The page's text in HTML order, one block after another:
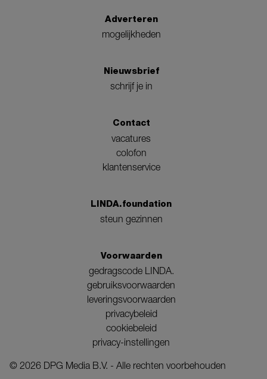
Adverteren
mogelijkheden
Nieuwsbrief
schrijf je in
Contact
vacatures
colofon
klantenservice
LINDA.foundation
steun gezinnen
Voorwaarden
gedragscode LINDA.
gebruiksvoorwaarden
leveringsvoorwaarden
privacybeleid
cookiebeleid
privacy-instellingen
© 2026 DPG Media B.V. - Alle rechten voorbehouden